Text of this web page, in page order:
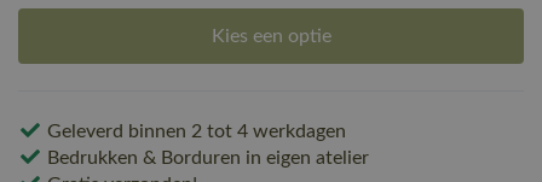
Kies een optie
Geleverd binnen 2 tot 4 werkdagen
Bedrukken & Borduren in eigen atelier